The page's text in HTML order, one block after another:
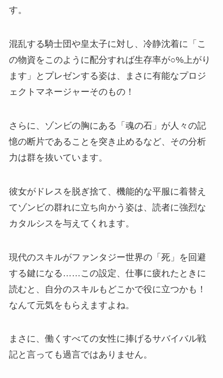
す。
混乱する騎士団や皇太子に対し、冷静沈着に「こ
の物資をこのように配分すれば生存率が○%上がり
ます」とプレゼンする姿は、まさに有能なプロジ
ェクトマネージャーそのもの！
さらに、ゾンビの胸にある「魂の石」が人々の記
憶の断片であることを突き止めるなど、その分析
力は群を抜いています。
彼女がドレスを脱ぎ捨て、機能的な平服に着替え
てゾンビの群れに立ち向かう姿は、読者に強烈な
カタルシスを与えてくれます。
現代のスキルがファンタジー世界の「死」を回避
する鍵になる……この設定、仕事に疲れたときに
読むと、自分のスキルもどこかで役に立つかも！
なんて元気をもらえますよね。
まさに、働くすべての女性に捧げるサバイバル戦
記と言っても過言ではありません。